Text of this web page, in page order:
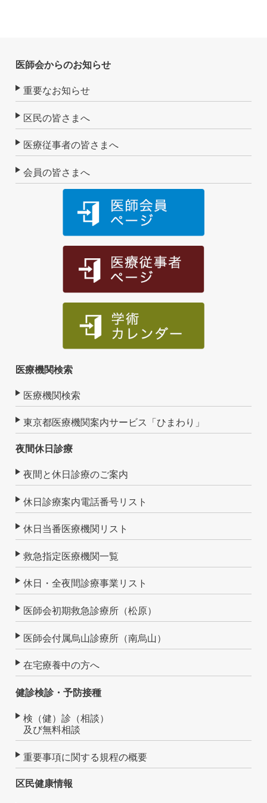
医師会からのお知らせ
重要なお知らせ
区民の皆さまへ
医療従事者の皆さまへ
会員の皆さまへ
医療機関検索
医療機関検索
東京都医療機関案内サービス「ひまわり」
夜間休日診療
夜間と休日診療のご案内
休日診療案内電話番号リスト
休日当番医療機関リスト
救急指定医療機関一覧
休日・全夜間診療事業リスト
医師会初期救急診療所（松原）
医師会付属烏山診療所（南烏山）
在宅療養中の方へ
健診検診・予防接種
検（健）診（相談）
及び無料相談
重要事項に関する規程の概要
区民健康情報